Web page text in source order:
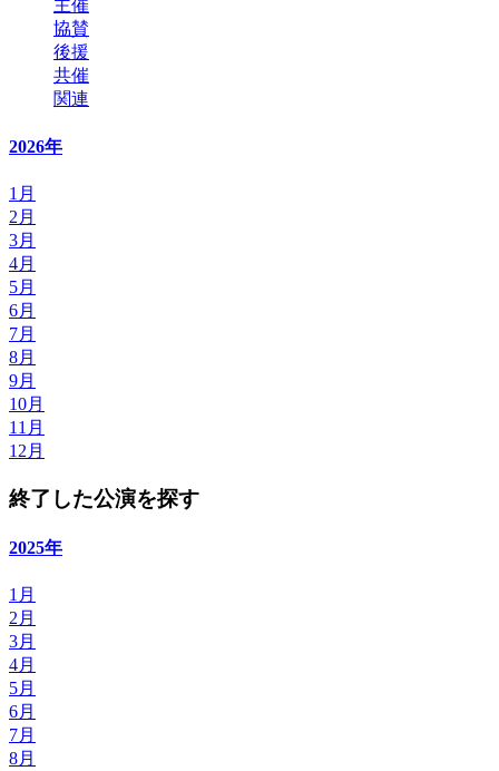
主催
協賛
後援
共催
関連
2026年
1月
2月
3月
4月
5月
6月
7月
8月
9月
10月
11月
12月
終了した公演を探す
2025年
1月
2月
3月
4月
5月
6月
7月
8月